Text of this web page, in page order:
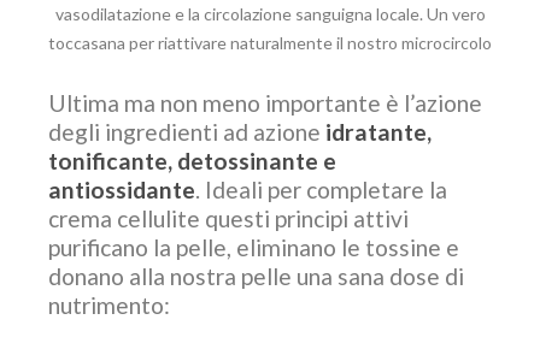
vasodilatazione e la circolazione sanguigna locale. Un vero
toccasana per riattivare naturalmente il nostro microcircolo
Ultima ma non meno importante è l’azione
degli ingredienti ad azione idratante,
tonificante, detossinante e
antiossidante. Ideali per completare la
crema cellulite questi principi attivi
purificano la pelle, eliminano le tossine e
donano alla nostra pelle una sana dose di
nutrimento: